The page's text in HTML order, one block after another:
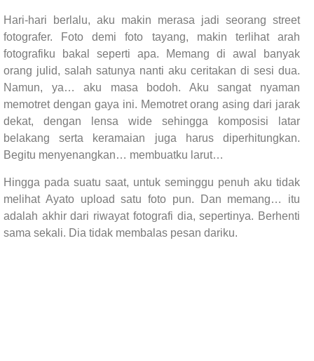
Hari-hari berlalu, aku makin merasa jadi seorang street
fotografer. Foto demi foto tayang, makin terlihat arah
fotografiku bakal seperti apa. Memang di awal banyak
orang julid, salah satunya nanti aku ceritakan di sesi dua.
Namun, ya… aku masa bodoh. Aku sangat nyaman
memotret dengan gaya ini. Memotret orang asing dari jarak
dekat, dengan lensa wide sehingga komposisi latar
belakang serta keramaian juga harus diperhitungkan.
Begitu menyenangkan… membuatku larut…
Hingga pada suatu saat, untuk seminggu penuh aku tidak
melihat Ayato upload satu foto pun. Dan memang… itu
adalah akhir dari riwayat fotografi dia, sepertinya. Berhenti
sama sekali. Dia tidak membalas pesan dariku.